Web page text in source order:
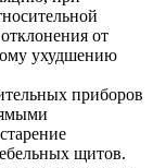
от
ухудшению
приборов
щитов.